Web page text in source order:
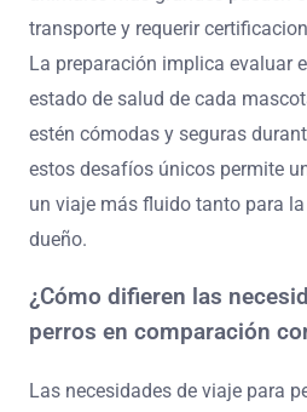
transporte y requerir
La preparación implica evaluar
estado de salud de cada
estén cómodas y seguras
estos desafíos únicos permite
un viaje más fluido tanto para
dueño.
¿Cómo difieren las
perros en comparación
Las necesidades de viaje para